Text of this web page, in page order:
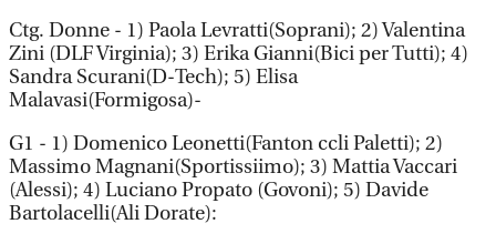
Ctg. Donne - 1) Paola Levratti(Soprani); 2) Valentina
Zini (DLF Virginia); 3) Erika Gianni(Bici per Tutti); 4)
Sandra Scurani(D-Tech); 5) Elisa
Malavasi(Formigosa)-
G1 - 1) Domenico Leonetti(Fanton ccli Paletti); 2)
Massimo Magnani(Sportissiimo); 3) Mattia Vaccari
(Alessi); 4) Luciano Propato (Govoni); 5) Davide
Bartolacelli(Ali Dorate):